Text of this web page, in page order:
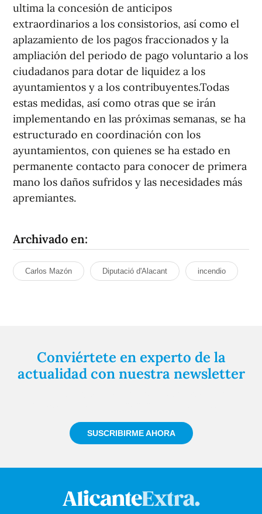
ultima la concesión de anticipos
extraordinarios a los consistorios, así como el
aplazamiento de los pagos fraccionados y la
ampliación del periodo de pago voluntario a los
ciudadanos para dotar de liquidez a los
ayuntamientos y a los contribuyentes.Todas
estas medidas, así como otras que se irán
implementando en las próximas semanas, se ha
estructurado en coordinación con los
ayuntamientos, con quienes se ha estado en
permanente contacto para conocer de primera
mano los daños sufridos y las necesidades más
apremiantes.
Archivado en:
Carlos Mazón Diputació d'Alacant incendio
Conviértete en experto de la
actualidad con nuestra newsletter
SUSCRIBIRME AHORA